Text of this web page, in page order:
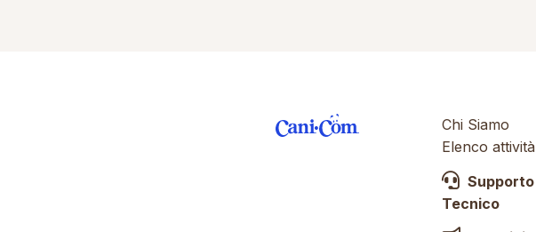
Chi Siamo
Elenco attività
Supporto
Tecnico